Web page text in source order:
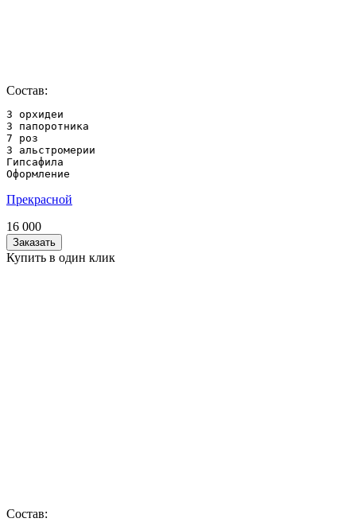
Состав:
3 орхидеи
3 папоротника
7 роз
3 альстромерии
Гипсафила
Оформление
Прекрасной
16 000
Заказать
Купить в один клик
Состав: